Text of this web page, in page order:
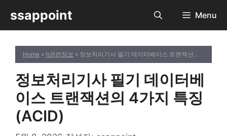
츠
ssappoint Menu
Home » it관련정보 » 정보처리기사 필기 데이터베이스 트랜잭션의 4가지 특징(ACID)
정보처리기사 필기 데이터베
이스 트랜잭션의 4가지 특징
(ACID)